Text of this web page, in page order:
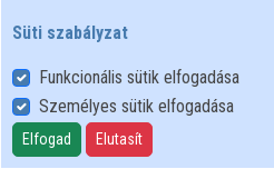
Felhasználói szabályzat
Adatkezelési tájékoztató
Süti szabályzat
Süti szabályzat
Funkcionális sütik elfogadása
Személyes sütik elfogadása
Elfogad Elutasít